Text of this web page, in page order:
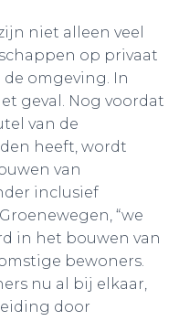
niet alleen veel
op privaat
omgeving. In
geval. Nog voordat
van de
heeft, wordt
van
inclusief
“we
in het bouwen van
bewoners.
nu al bij elkaar,
door